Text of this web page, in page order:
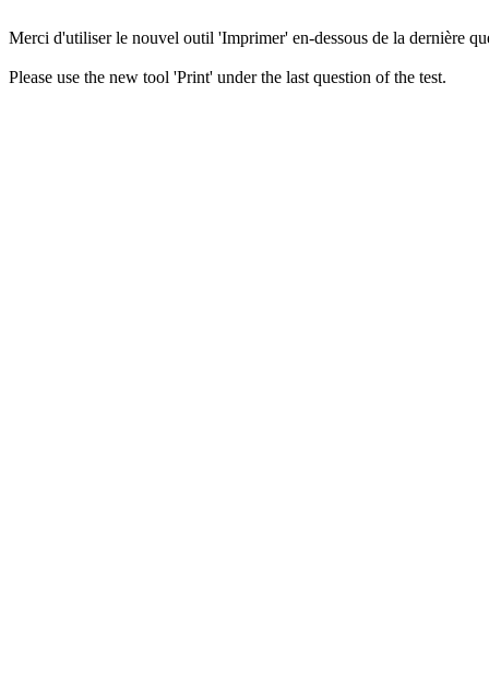
Merci d'utiliser le nouvel outil 'Imprimer' en-dessous de la dernière
Please use the new tool 'Print' under the last question of the test.